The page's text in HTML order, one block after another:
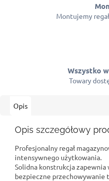
Montujemy
Wszystko
Towary
Opis
Opis szczegółowy
Profesjonalny regał
intensywnego użytkowania.
Solidna konstrukcja zapewnia
bezpieczne przechowywanie